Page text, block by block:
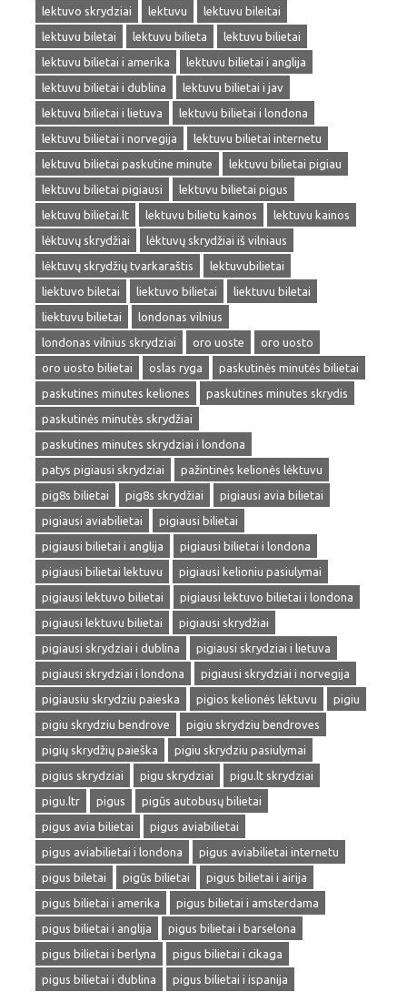
lektuvo skrydziai
lektuvu
lektuvu bileitai
lektuvu biletai
lektuvu bilieta
lektuvu bilietai
lektuvu bilietai i amerika
lektuvu bilietai i anglija
lektuvu bilietai i dublina
lektuvu bilietai i jav
lektuvu bilietai i lietuva
lektuvu bilietai i londona
lektuvu bilietai i norvegija
lektuvu bilietai internetu
lektuvu bilietai paskutine minute
lektuvu bilietai pigiau
lektuvu bilietai pigiausi
lektuvu bilietai pigus
lektuvu bilietai.lt
lektuvu bilietu kainos
lektuvu kainos
lėktuvų skrydžiai
lėktuvų skrydžiai iš vilniaus
lėktuvų skrydžių tvarkaraštis
lektuvubilietai
liektuvo biletai
liektuvo bilietai
liektuvu biletai
liektuvu bilietai
londonas vilnius
londonas vilnius skrydziai
oro uoste
oro uosto
oro uosto bilietai
oslas ryga
paskutinės minutės bilietai
paskutines minutes keliones
paskutines minutes skrydis
paskutinės minutės skrydžiai
paskutines minutes skrydziai i londona
patys pigiausi skrydziai
pažintinės kelionės lėktuvu
pig8s bilietai
pig8s skrydžiai
pigiausi avia bilietai
pigiausi aviabilietai
pigiausi bilietai
pigiausi bilietai i anglija
pigiausi bilietai i londona
pigiausi bilietai lektuvu
pigiausi kelioniu pasiulymai
pigiausi lektuvo bilietai
pigiausi lektuvo bilietai i londona
pigiausi lektuvu bilietai
pigiausi skrydžiai
pigiausi skrydziai i dublina
pigiausi skrydziai i lietuva
pigiausi skrydziai i londona
pigiausi skrydziai i norvegija
pigiausiu skrydziu paieska
pigios kelionės lėktuvu
pigiu
pigiu skrydziu bendrove
pigiu skrydziu bendroves
pigių skrydžių paieška
pigiu skrydziu pasiulymai
pigius skrydziai
pigu skrydziai
pigu.lt skrydziai
pigu.ltr
pigus
pigūs autobusų bilietai
pigus avia bilietai
pigus aviabilietai
pigus aviabilietai i londona
pigus aviabilietai internetu
pigus biletai
pigūs bilietai
pigus bilietai i airija
pigus bilietai i amerika
pigus bilietai i amsterdama
pigus bilietai i anglija
pigus bilietai i barselona
pigus bilietai i berlyna
pigus bilietai i cikaga
pigus bilietai i dublina
pigus bilietai i ispanija